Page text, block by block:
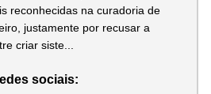
reconhecidas na curadoria de
justamente por recusar a
criar siste...
sociais: